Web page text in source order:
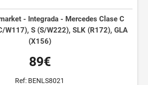
- Integrada - Mercedes Clase C
W117), S (S/W222), SLK (R172), GLA
(X156)
89€
Ref: BENLS8021